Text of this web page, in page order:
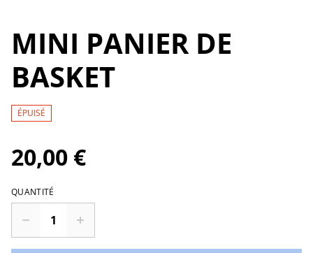
MINI PANIER DE
BASKET
ÉPUISÉ
20,00 €
QUANTITÉ